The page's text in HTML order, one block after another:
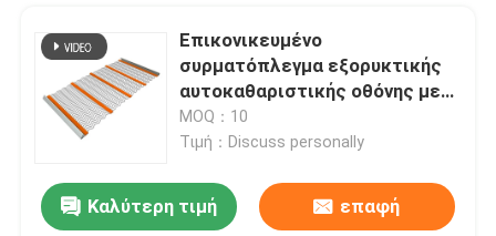
Επικονικευμένο
συρματόπλεγμα εξορυκτικής
αυτοκαθαριστικής οθόνης με
γάντζο
MOQ：10
Τιμή：Discuss personally
Καλύτερη τιμή επαφή